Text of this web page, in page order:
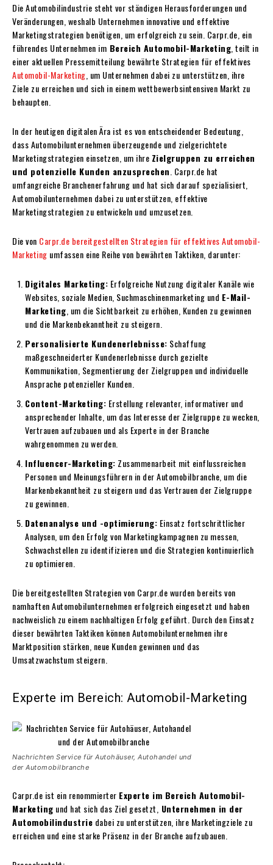
Die Automobilindustrie steht vor ständigen Herausforderungen und
Veränderungen, weshalb Unternehmen innovative und effektive
Marketingstrategien benötigen, um erfolgreich zu sein. Carpr.de, ein
führendes Unternehmen im Bereich Automobil-Marketing , teilt in
einer aktuellen Pressemitteilung bewährte Strategien für effektives
Automobil-Marketing , um Unternehmen dabei zu unterstützen, ihre
Ziele zu erreichen und sich in einem wettbewerbsintensiven Markt zu
behaupten.
In der heutigen digitalen Ära ist es von entscheidender Bedeutung,
dass Automobilunternehmen überzeugende und zielgerichtete
Marketingstrategien einsetzen, um ihre Zielgruppen zu erreichen
und potenzielle Kunden anzusprechen . Carpr.de hat
umfangreiche Branchenerfahrung und hat sich darauf spezialisiert,
Automobilunternehmen dabei zu unterstützen, effektive
Marketingstrategien zu entwickeln und umzusetzen.
Die von Carpr.de bereitgestellten Strategien für effektives Automobil-
Marketing umfassen eine Reihe von bewährten Taktiken, darunter:
Digitales Marketing: Erfolgreiche Nutzung digitaler Kanäle wie
Websites, soziale Medien, Suchmaschinenmarketing und E-Mail-
Marketing , um die Sichtbarkeit zu erhöhen, Kunden zu gewinnen
und die Markenbekanntheit zu steigern.
Personalisierte Kundenerlebnisse: Schaffung
maßgeschneiderter Kundenerlebnisse durch gezielte
Kommunikation, Segmentierung der Zielgruppen und individuelle
Ansprache potenzieller Kunden.
Content-Marketing: Erstellung relevanter, informativer und
ansprechender Inhalte, um das Interesse der Zielgruppe zu wecken,
Vertrauen aufzubauen und als Experte in der Branche
wahrgenommen zu werden.
Influencer-Marketing: Zusammenarbeit mit einflussreichen
Personen und Meinungsführern in der Automobilbranche, um die
Markenbekanntheit zu steigern und das Vertrauen der Zielgruppe
zu gewinnen.
Datenanalyse und -optimierung: Einsatz fortschrittlicher
Analysen, um den Erfolg von Marketingkampagnen zu messen,
Schwachstellen zu identifizieren und die Strategien kontinuierlich
zu optimieren.
Die bereitgestellten Strategien von Carpr.de wurden bereits von
namhaften Automobilunternehmen erfolgreich eingesetzt und haben
nachweislich zu einem nachhaltigen Erfolg geführt. Durch den Einsatz
dieser bewährten Taktiken können Automobilunternehmen ihre
Marktposition stärken, neue Kunden gewinnen und das
Umsatzwachstum steigern.
Experte im Bereich: Automobil-Marketing
Nachrichten Service für Autohäuser, Autohandel und
der Automobilbranche
Carpr.de ist ein renommierter Experte im Bereich Automobil-
Marketing und hat sich das Ziel gesetzt, Unternehmen in der
Automobilindustrie dabei zu unterstützen, ihre Marketingziele zu
erreichen und eine starke Präsenz in der Branche aufzubauen.